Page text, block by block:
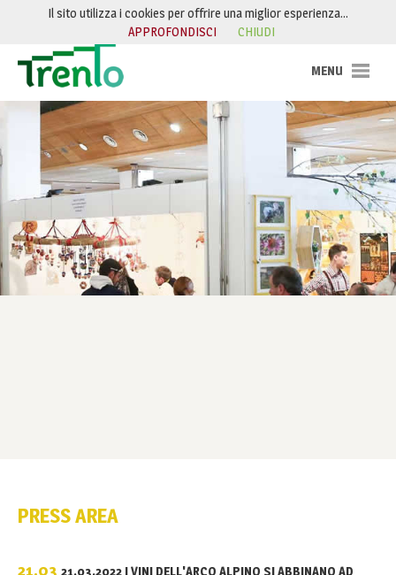
Salta al contenuto
PRESS AREA
21.03 21.03.2022 I VINI DELL'ARCO ALPINO SI ABBINANO AD
Il sito utilizza i cookies per offrire una miglior esperienza…
APPROFONDISCI
CHIUDI